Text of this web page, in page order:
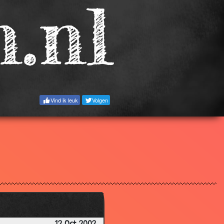
Vind ik leuk Volgen
2.43
3.69
3.15
3.25
2.32